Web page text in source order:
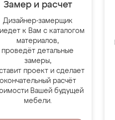
Замер и расчет
Дизайнер-замерщик
к Вам с каталогом
материалов,
проведёт детальные
замеры,
проект и сделает
окончательный расчёт
Вашей будущей
мебели.